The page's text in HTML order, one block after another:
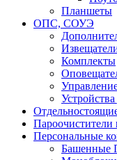
Планшеты
ОПС, СОУЭ
Комплекты
Пароочистители
Персональные
Башенные